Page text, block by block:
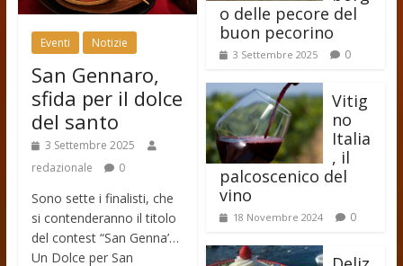
Eventi Notizie
San Gennaro,
sfida per il dolce
del santo
3 Settembre 2025
redazionale
0
Sono sette i finalisti, che
si contenderanno il titolo
del contest “San Genna’…
Un Dolce per San
o delle pecore del
buon pecorino
3 Settembre 2025 0
Vitig
no
Italia
, il
palcoscenico del
vino
18 Novembre 2024 0